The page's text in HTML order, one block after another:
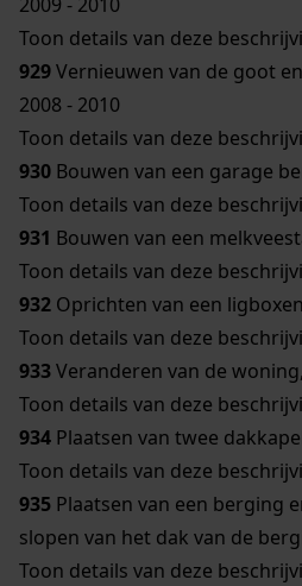
Toon details van deze
929Vernieuwen van de goot
2008 - 2010
Toon details van deze
930 Bouwen van een garage
Toon details van deze
931 Bouwen van een
Toon details van deze
932 Oprichten van een
Toon details van deze
933Veranderen van de
Toon details van deze
934 Plaatsen van twee
Toon details van deze
935 Plaatsen van een berging
slopen van het dak van de
Toon details van deze